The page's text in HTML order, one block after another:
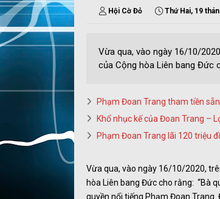
Hội Cờ Đỏ Thứ Hai, 19
Vừa qua, vào ngày 16/10/
của Cộng hòa Liên bang Đức
Phạm Đoan Trang tham tiền
Khổ nhục kế của Đoan Trang –
Phạm Đoan Trang lãi 120 triệu
Vừa qua, vào ngày 16/10/2020,
hòa Liên bang Đức cho rằng: “Bà
quyền nổi tiếng Phạm Đoan